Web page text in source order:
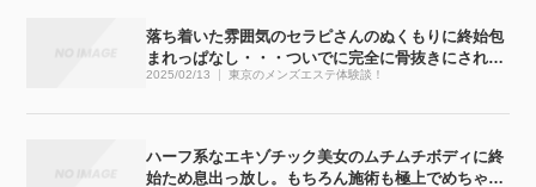
落ち着いた雰囲気のセラピさんのぬくもりに終始包
まれっぱなし・・・ついでに完全に骨抜きにされち
ゃいました
2025/02/13 東京のメンズエステ体験談！
ハーフ系なエキゾチック美女のムチムチボディに終
始ため息出っ放し。もちろん施術も極上でめちゃく